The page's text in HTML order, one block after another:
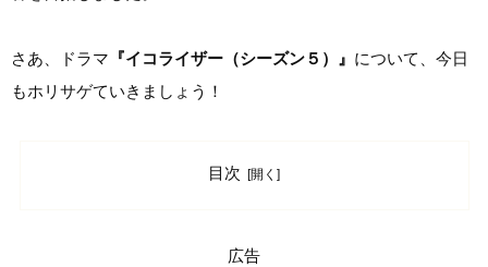
さあ、ドラマ 『イコライザー（シーズン５）』 について、今日
もホリサゲていきましょう！
目次
広告